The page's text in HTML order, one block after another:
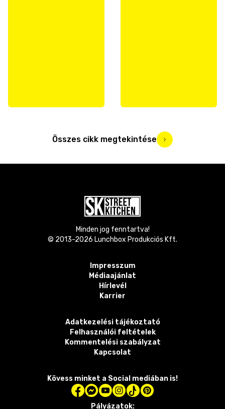
Összes cikk megtekintése
Minden jog fenntartva!
© 2013-2026 Lunchbox Produkciós Kft.
Impresszum
Médiaajánlat
Hírlevél
Karrier
Adatkezelési tájékoztató
Felhasználói feltételek
Kommentelési szabályzat
Kapcsolat
Kövess minket a Social mediában is!
Pályázatok: